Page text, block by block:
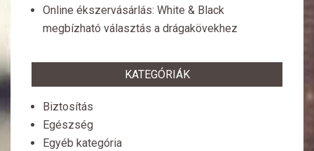
Online ékszervásárlás: White & Black
megbízható választás a drágakövekhez
KATEGÓRIÁK
Biztosítás
Egészség
Egyéb kategória